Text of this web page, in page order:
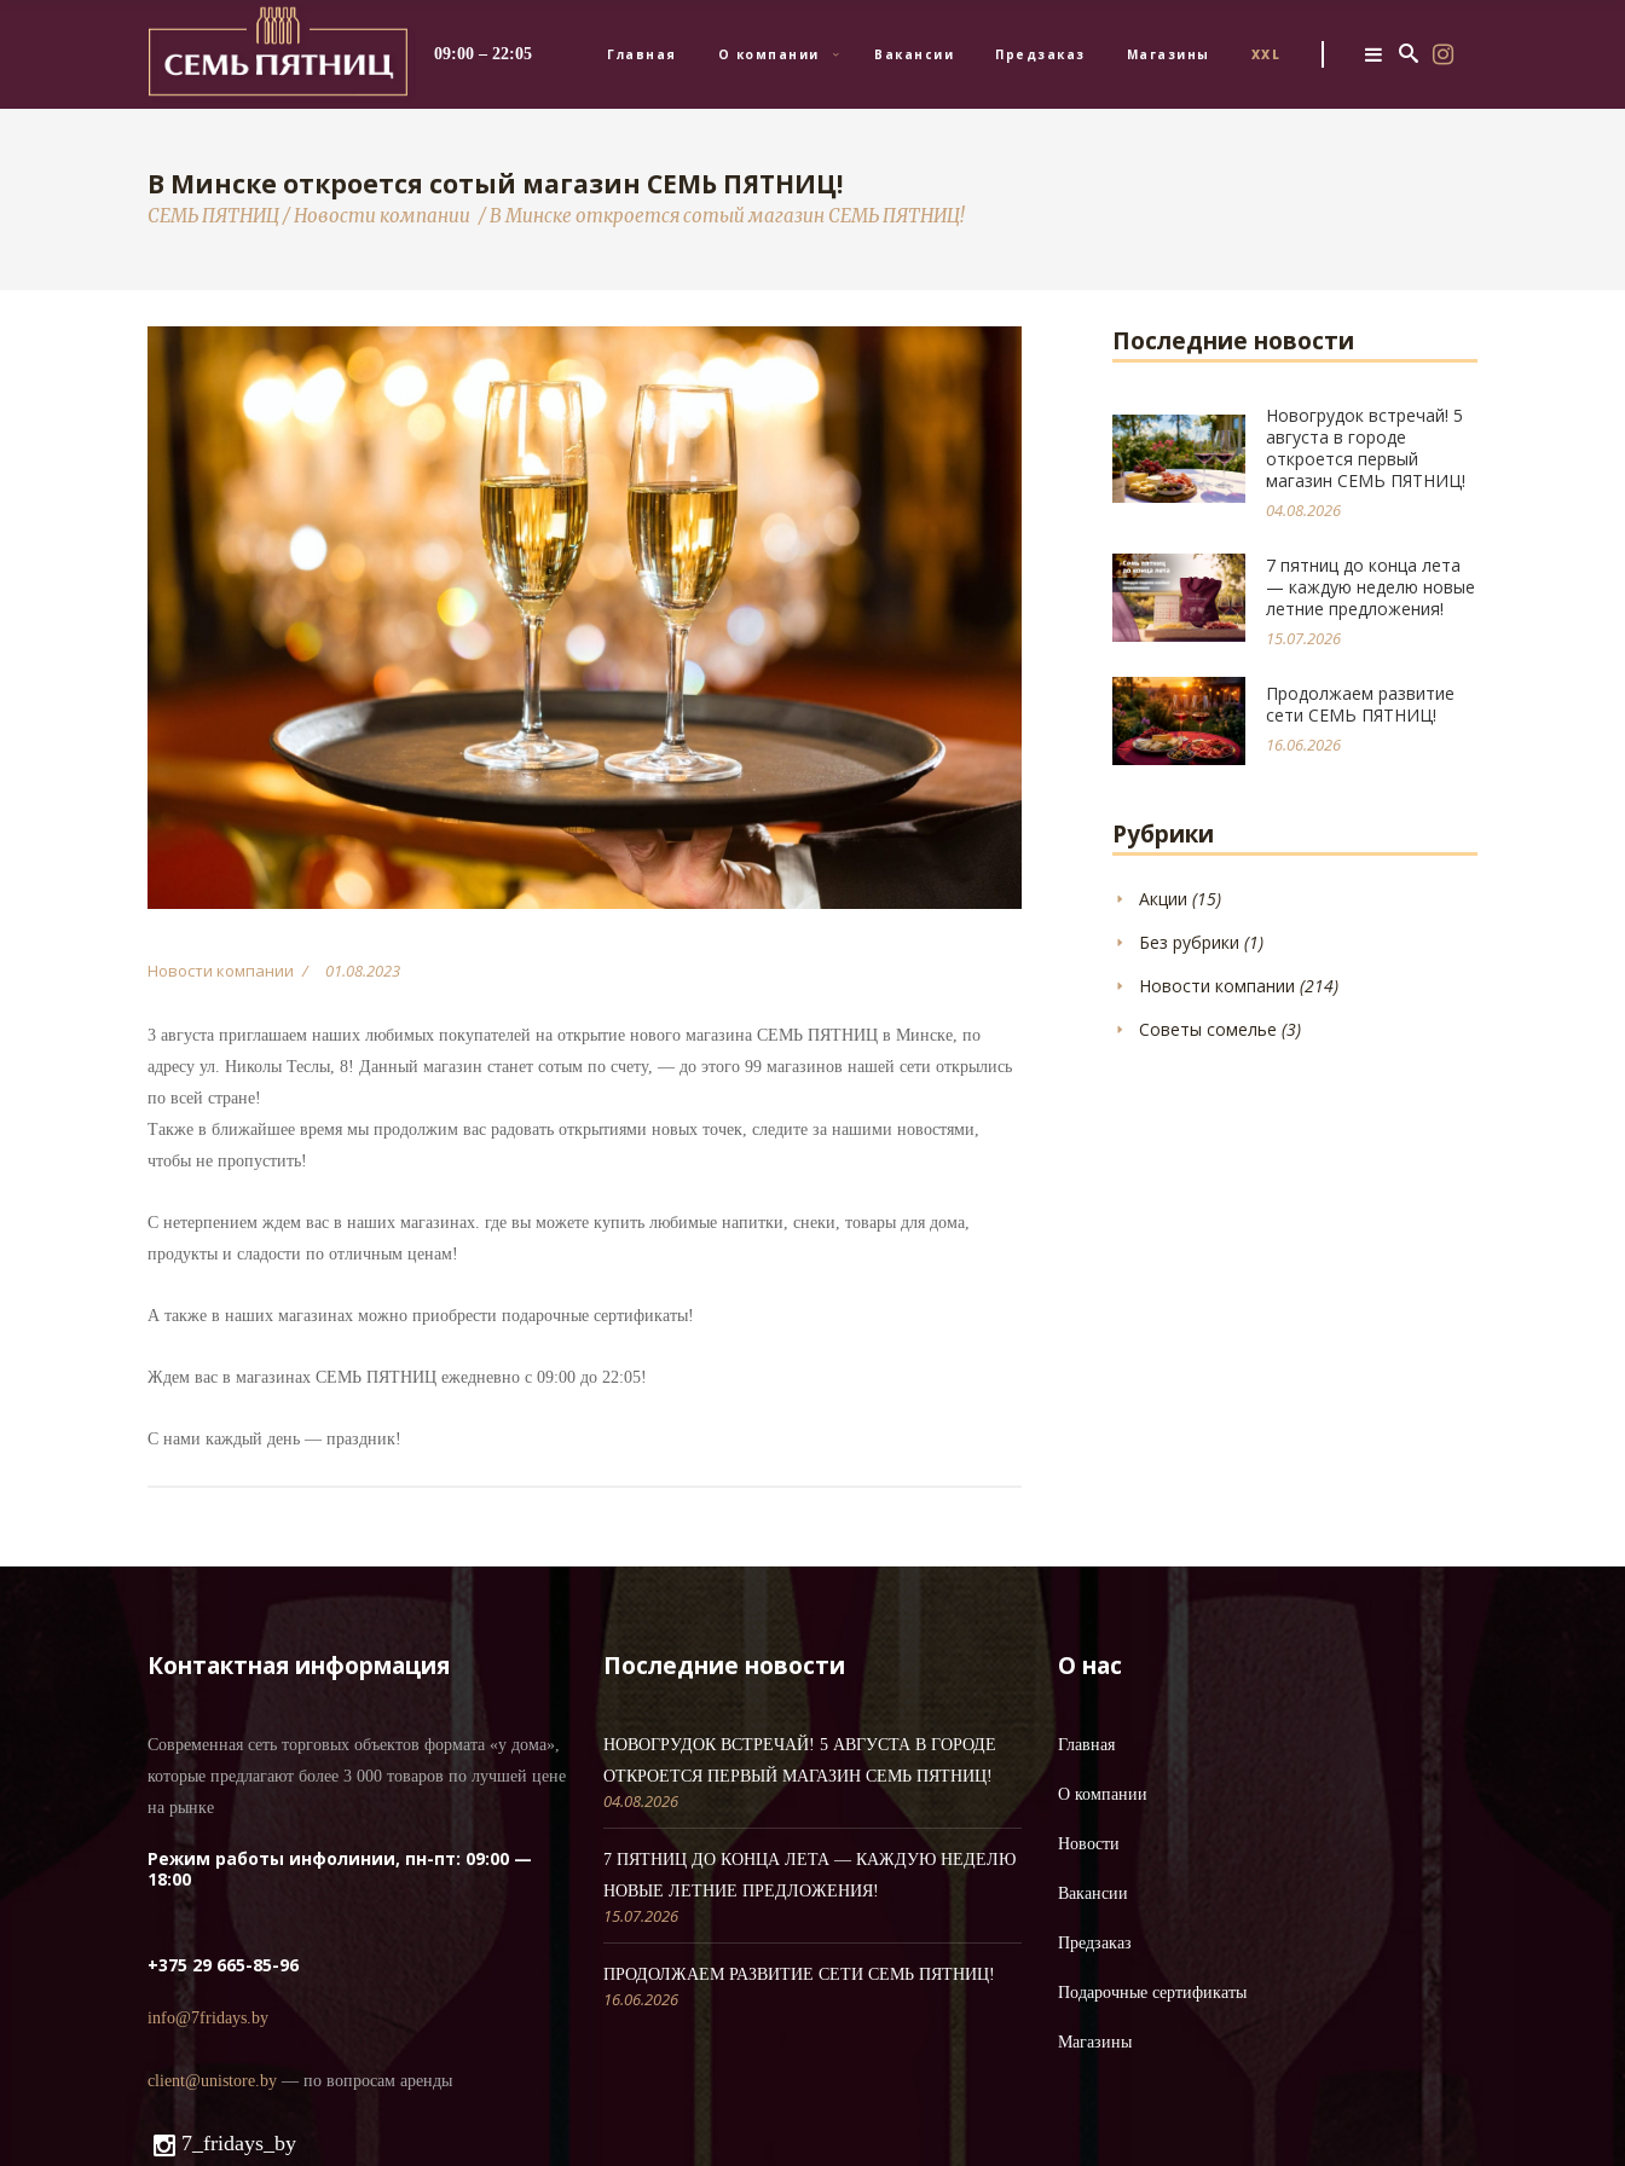
09:00 – 22:05 Главная О компании Вакансии Предзаказ Магазины XXL
В Минске откроется сотый магазин СЕМЬ ПЯТНИЦ!
СЕМЬ ПЯТНИЦ/Новости компании /В Минске откроется сотый магазин СЕМЬ ПЯТНИЦ!
Новости компании 01.08.2023
3 августа приглашаем наших любимых покупателей на открытие нового магазина СЕМЬ ПЯТНИЦ в Минске, по
адресу ул. Николы Теслы, 8! Данный магазин станет сотым по счету, — до этого 99 магазинов нашей сети открылись
по всей стране!
Также в ближайшее время мы продолжим вас радовать открытиями новых точек, следите за нашими новостями,
чтобы не пропустить!
С нетерпением ждем вас в наших магазинах. где вы можете купить любимые напитки, снеки, товары для дома,
продукты и сладости по отличным ценам!
А также в наших магазинах можно приобрести подарочные сертификаты!
Ждем вас в магазинах СЕМЬ ПЯТНИЦ ежедневно с 09:00 до 22:05!
С нами каждый день — праздник!
Последние новости
Новогрудок встречай! 5
августа в городе
откроется первый
магазин СЕМЬ ПЯТНИЦ!
04.08.2026
7 пятниц до конца лета
— каждую неделю новые
летние предложения!
15.07.2026
Продолжаем развитие
сети СЕМЬ ПЯТНИЦ!
16.06.2026
Рубрики
Акции (15)
Без рубрики (1)
Новости компании (214)
Советы сомелье (3)
Контактная информация
Современная сеть торговых объектов формата «у дома»,
которые предлагают более 3 000 товаров по лучшей цене
на рынке
Режим работы инфолинии, пн-пт: 09:00 —
18:00
+375 29 665-85-96
info@7fridays.by
client@unistore.by — по вопросам аренды
7_fridays_by
Последние новости
НОВОГРУДОК ВСТРЕЧАЙ! 5 АВГУСТА В ГОРОДЕ
ОТКРОЕТСЯ ПЕРВЫЙ МАГАЗИН СЕМЬ ПЯТНИЦ!
04.08.2026
7 ПЯТНИЦ ДО КОНЦА ЛЕТА — КАЖДУЮ НЕДЕЛЮ
НОВЫЕ ЛЕТНИЕ ПРЕДЛОЖЕНИЯ!
15.07.2026
ПРОДОЛЖАЕМ РАЗВИТИЕ СЕТИ СЕМЬ ПЯТНИЦ!
16.06.2026
О нас
Главная
О компании
Новости
Вакансии
Предзаказ
Подарочные сертификаты
Магазины